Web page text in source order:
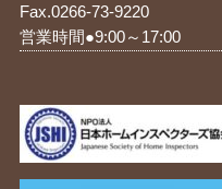
Fax.0266-73-9220
営業時間●9:00～17:00